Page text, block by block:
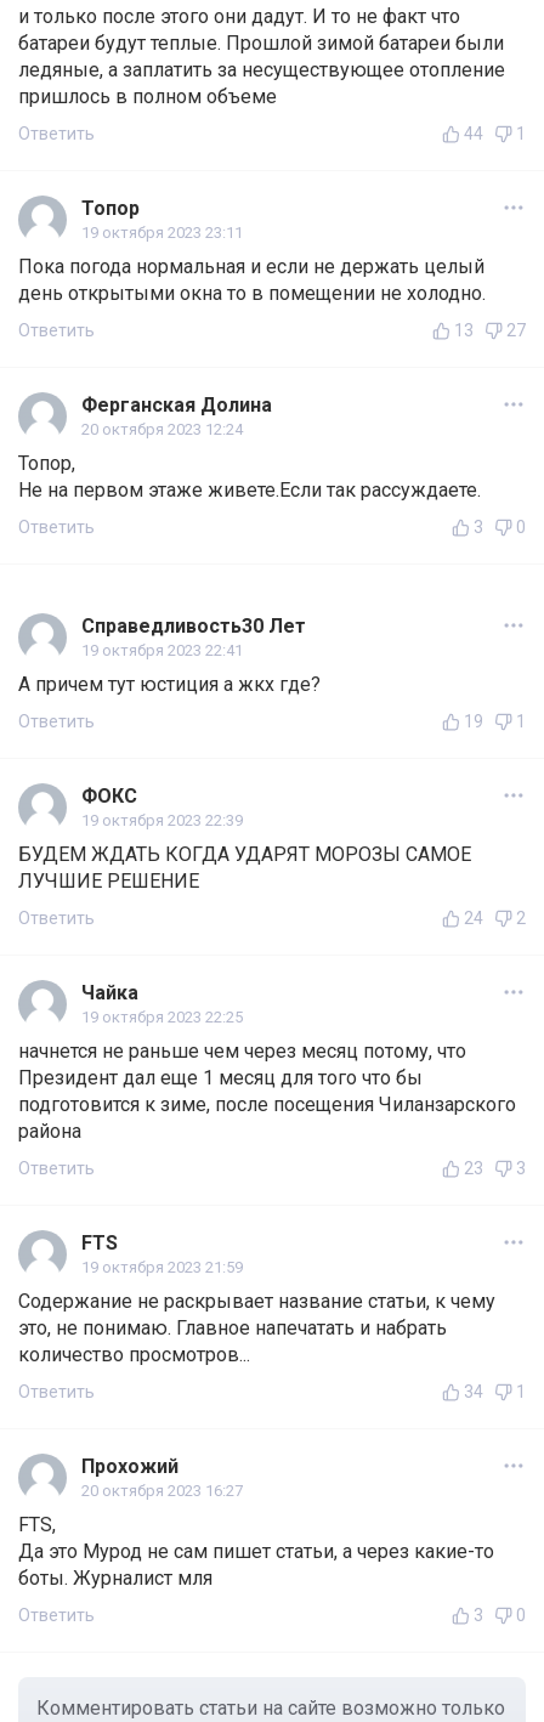
и только после этого они дадут. И то не факт что
батареи будут теплые. Прошлой зимой батареи были
ледяные, а заплатить за несуществующее отопление
пришлось в полном объеме
Ответить 44 1
Топор
19 октября 2023 23:11
Пока погода нормальная и если не держать целый
день открытыми окна то в помещении не холодно.
Ответить 13 27
Ферганская Долина
20 октября 2023 12:24
Топор,
Не на первом этаже живете.Если так рассуждаете.
Ответить 3 0
Справедливость30 Лет
19 октября 2023 22:41
А причем тут юстиция а жкх где?
Ответить 19 1
ФОКС
19 октября 2023 22:39
БУДЕМ ЖДАТЬ КОГДА УДАРЯТ МОРОЗЫ САМОЕ
ЛУЧШИЕ РЕШЕНИЕ
Ответить 24 2
Чайка
19 октября 2023 22:25
начнется не раньше чем через месяц потому, что
Президент дал еще 1 месяц для того что бы
подготовится к зиме, после посещения Чиланзарского
района
Ответить 23 3
FTS
19 октября 2023 21:59
Содержание не раскрывает название статьи, к чему
это, не понимаю. Главное напечатать и набрать
количество просмотров...
Ответить 34 1
Прохожий
20 октября 2023 16:27
FTS,
Да это Мурод не сам пишет статьи, а через какие-то
боты. Журналист мля
Ответить 3 0
Комментировать статьи на сайте возможно только